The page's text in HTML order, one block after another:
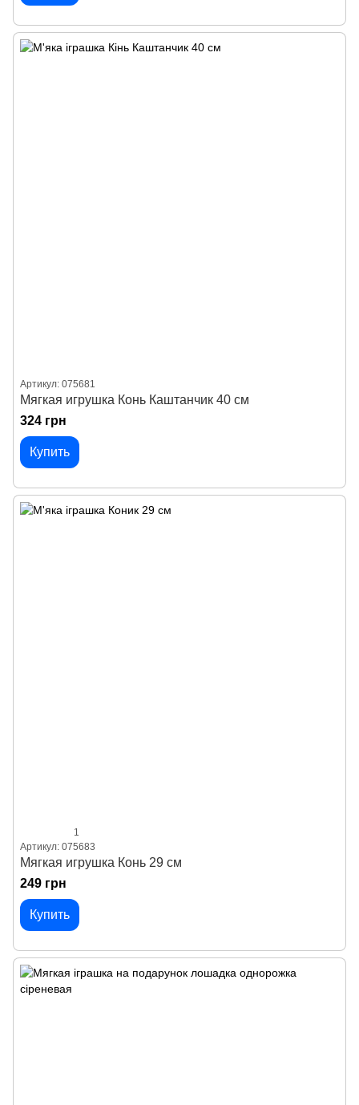
Артикул: 075681
Мягкая игрушка Конь Каштанчик 40 см
324 грн
Купить
1
Артикул: 075683
Мягкая игрушка Конь 29 см
249 грн
Купить